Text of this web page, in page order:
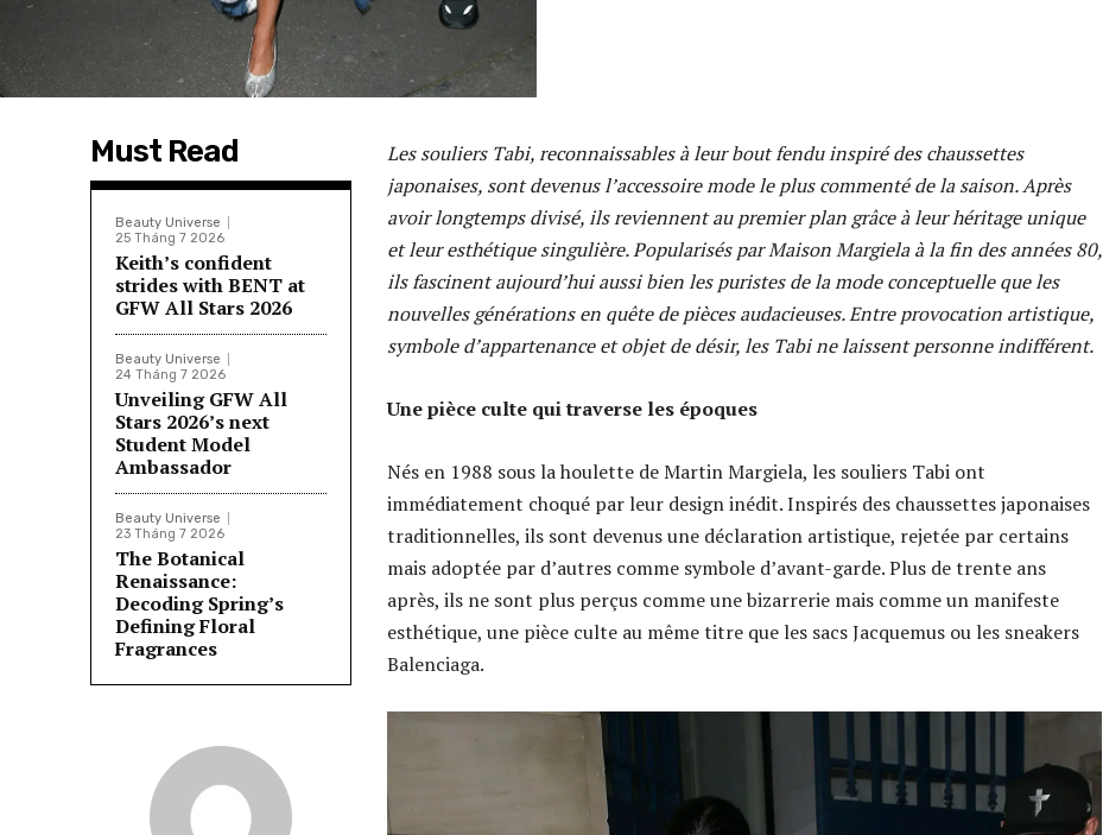
Must Read
Beauty Universe
25 Tháng 7 2026
Keith’s confident
strides with BENT at
GFW All Stars 2026
Beauty Universe
24 Tháng 7 2026
Unveiling GFW All
Stars 2026’s next
Student Model
Ambassador
Beauty Universe
23 Tháng 7 2026
The Botanical
Renaissance:
Decoding Spring’s
Defining Floral
Fragrances
Les souliers Tabi, reconnaissables à leur bout fendu inspiré des chaussettes
japonaises, sont devenus l’accessoire mode le plus commenté de la saison. Après
avoir longtemps divisé, ils reviennent au premier plan grâce à leur héritage unique
et leur esthétique singulière. Popularisés par Maison Margiela à la fin des années 80,
ils fascinent aujourd’hui aussi bien les puristes de la mode conceptuelle que les
nouvelles générations en quête de pièces audacieuses. Entre provocation artistique,
symbole d’appartenance et objet de désir, les Tabi ne laissent personne indifférent.
Une pièce culte qui traverse les époques
Nés en 1988 sous la houlette de Martin Margiela, les souliers Tabi ont
immédiatement choqué par leur design inédit. Inspirés des chaussettes japonaises
traditionnelles, ils sont devenus une déclaration artistique, rejetée par certains
mais adoptée par d’autres comme symbole d’avant-garde. Plus de trente ans
après, ils ne sont plus perçus comme une bizarrerie mais comme un manifeste
esthétique, une pièce culte au même titre que les sacs Jacquemus ou les sneakers
Balenciaga.